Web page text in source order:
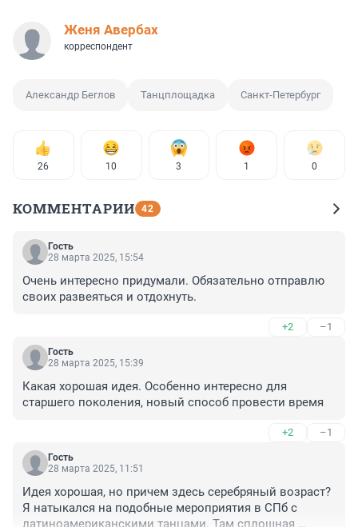
Женя Авербах
корреспондент
Александр Беглов Танцплощадка Санкт-Петербург
26 10 3 1 0
КОММЕНТАРИИ 42
Гость
28 марта 2025, 15:54
Очень интересно придумали. Обязательно отправлю
своих развеяться и отдохнуть.
+2 –1
Гость
28 марта 2025, 15:39
Какая хорошая идея. Особенно интересно для
старшего поколения, новый способ провести время
+2 –1
Гость
28 марта 2025, 11:51
Идея хорошая, но причем здесь серебряный возраст?
Я натыкался на подобные мероприятия в СПб с
латиноамериканскими танцами. Там сплошная